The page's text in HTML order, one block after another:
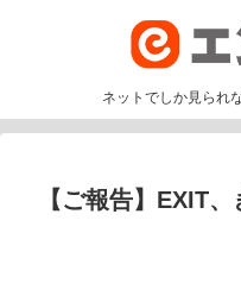
ネットでしか見られ
【ご報告】EXIT